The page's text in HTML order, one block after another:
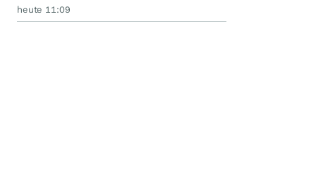
heute 11:09